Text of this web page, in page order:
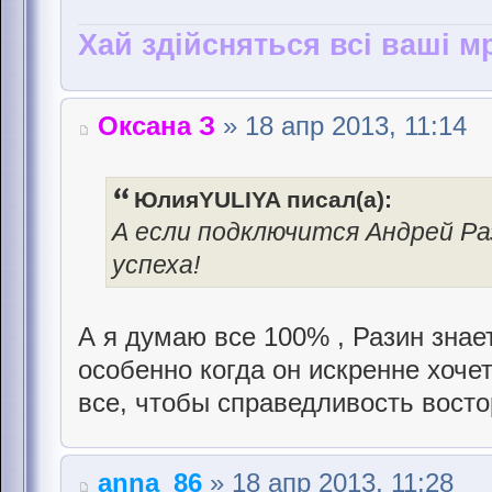
Хай здійсняться всі ваші
Оксана З » 18 апр 2013, 11:14
ЮлияYULIYA писал(а):
А если подключится Андрей
успеха!
А я думаю все 100% , Разин
особенно когда он искренне
все, чтобы справедливость
anna_86 » 18 апр 2013, 11:28